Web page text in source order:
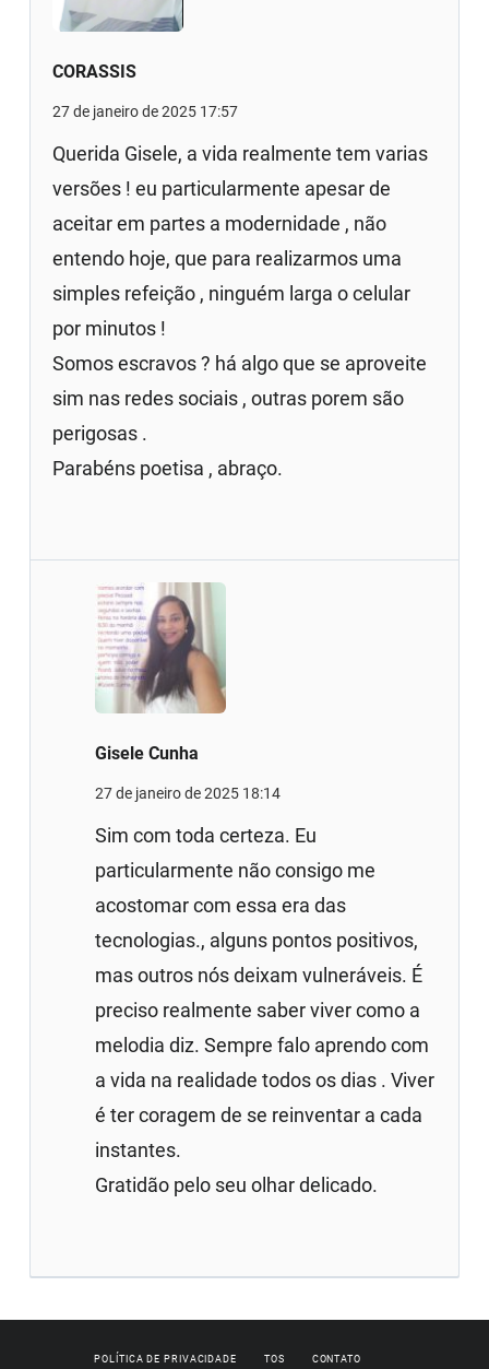
CORASSIS
27 de janeiro de 2025 17:57
Querida Gisele, a vida realmente tem varias
versões ! eu particularmente apesar de
aceitar em partes a modernidade , não
entendo hoje, que para realizarmos uma
simples refeição , ninguém larga o celular
por minutos !
Somos escravos ? há algo que se aproveite
sim nas redes sociais , outras porem são
perigosas .
Parabéns poetisa , abraço.
Gisele Cunha
27 de janeiro de 2025 18:14
Sim com toda certeza. Eu
particularmente não consigo me
acostomar com essa era das
tecnologias., alguns pontos positivos,
mas outros nós deixam vulneráveis. É
preciso realmente saber viver como a
melodia diz. Sempre falo aprendo com
a vida na realidade todos os dias . Viver
é ter coragem de se reinventar a cada
instantes.
Gratidão pelo seu olhar delicado.
POLÍTICA DE PRIVACIDADE TOS CONTATO